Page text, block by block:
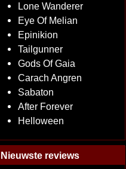
Lone Wanderer
Eye Of Melian
Epinikion
Tailgunner
Gods Of Gaia
Carach Angren
Sabaton
After Forever
Helloween
Nieuwste reviews